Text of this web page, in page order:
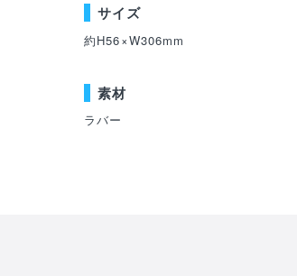
サイズ
約H56×W306mm
素材
ラバー